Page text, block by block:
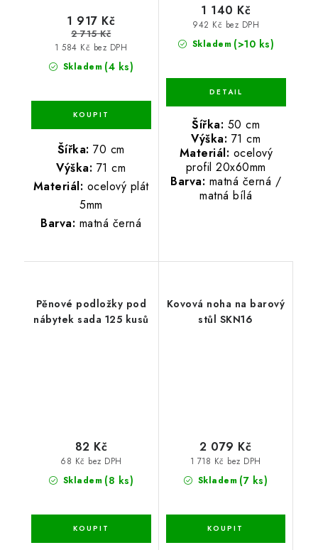
Skladem (4 ks)
1 584 Kč bez DPH
1 917 Kč
2 715 Kč
Šířka: 70 cm
Výška: 71 cm
Materiál: ocelový plát
5mm
Barva: matná černá
Skladem (>10 ks)
942 Kč bez DPH
1 140 Kč
Šířka: 50 cm
Výška: 71 cm
Materiál: ocelový
profil 20x60mm
Barva: matná černá /
matná bílá
Pěnové podložky pod
nábytek sada 125 kusů
Skladem (8 ks)
68 Kč bez DPH
82 Kč
Kovová noha na barový
stůl SKN16
Skladem (7 ks)
1 718 Kč bez DPH
2 079 Kč